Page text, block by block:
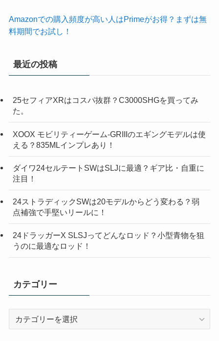
Amazonでの購入頻度が高い人はPrimeがお得？まずは無
料期間でお試し！
最近の投稿
25セフィアXRはコスパ抜群？C3000SHGを買ってみ
た。
XOOX モビリティーゲーム-GRIIIのエギングモデルは使
える？835MLインプレあり！
ダイワ24セルテートSWはSLJに最適？ギア比・自重に
注目！
24ストラディックSWは20モデルからどう変わる？弱
点補強で手堅いリールに！
24ドラッガーX SLSJってどんなロッド？小型青物を狙
うのに最適なロッド！
カテゴリー